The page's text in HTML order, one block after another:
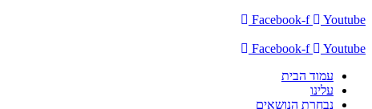
Facebook-f
Youtube
Facebook-f
Youtube
עמוד הבית
עלינו
נבחרת הנושאים